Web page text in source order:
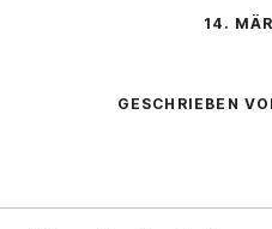
14.
GESCHRIEBEN